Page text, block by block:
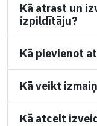
Kā atrast un
izpildītāju?
Kā pievienot
Kā veikt
Kā atcelt